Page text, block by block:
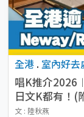
全港 . 室內好去
唱K推介
日文K都有！(
文 : 陸秋燕